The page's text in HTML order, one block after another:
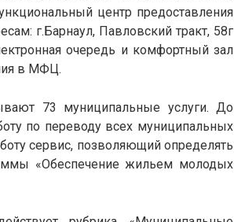
центр предоставления
г.Барнаул, Павловский тракт, 58г
очередь и комфортный зал
в МФЦ.
73 муниципальные услуги. До
по переводу всех муниципальных
сервис, позволяющий определять
«Обеспечение жильем молодых